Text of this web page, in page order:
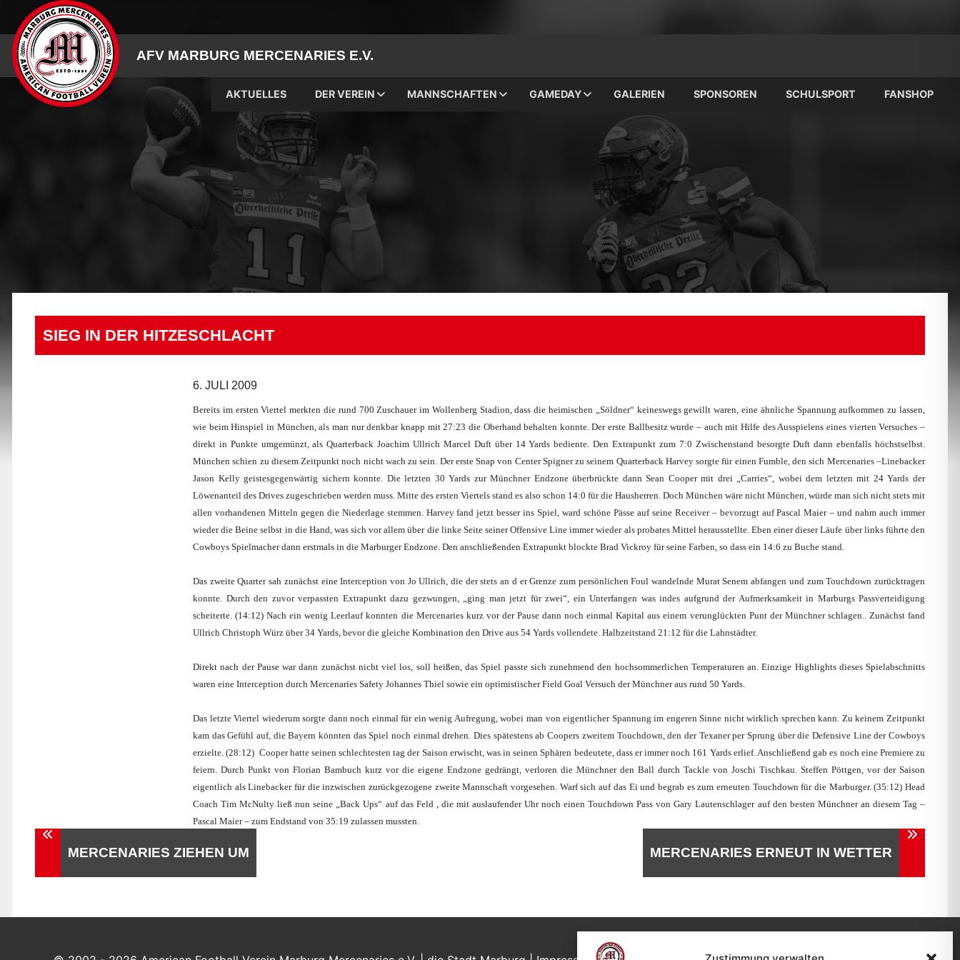
content
AFV MARBURG MERCENARIES E.V.
AKTUELLES DER VEREIN MANNSCHAFTEN GAMEDAY GALERIEN SPONSOREN SCHULSPORT FANSHOP
SIEG IN DER HITZESCHLACHT
6. JULI 2009
Bereits im ersten Viertel merkten die rund 700 Zuschauer im Wollenberg Stadion, dass die heimischen „Söldner“ keineswegs gewillt waren, eine ähnliche Spannung aufkommen zu lassen,
wie beim Hinspiel in München, als man nur denkbar knapp mit 27:23 die Oberhand behalten konnte. Der erste Ballbesitz wurde – auch mit Hilfe des Ausspielens eines vierten Versuches –
direkt in Punkte umgemünzt, als Quarterback Joachim Ullrich Marcel Duft über 14 Yards bediente. Den Extrapunkt zum 7:0 Zwischenstand besorgte Duft dann ebenfalls höchstselbst.
München schien zu diesem Zeitpunkt noch nicht wach zu sein. Der erste Snap von Center Spigner zu seinem Quarterback Harvey sorgte für einen Fumble, den sich Mercenaries –Linebacker
Jason Kelly geistesgegenwärtig sichern konnte. Die letzten 30 Yards zur Münchner Endzone überbrückte dann Sean Cooper mit drei „Carries“, wobei dem letzten mit 24 Yards der
Löwenanteil des Drives zugeschrieben werden muss. Mitte des ersten Viertels stand es also schon 14:0 für die Hausherren. Doch München wäre nicht München, würde man sich nicht stets mit
allen vorhandenen Mitteln gegen die Niederlage stemmen. Harvey fand jetzt besser ins Spiel, ward schöne Pässe auf seine Receiver – bevorzugt auf Pascal Maier – und nahm auch immer
wieder die Beine selbst in die Hand, was sich vor allem über die linke Seite seiner Offensive Line immer wieder als probates Mittel herausstellte. Eben einer dieser Läufe über links führte den
Cowboys Spielmacher dann erstmals in die Marburger Endzone. Den anschließenden Extrapunkt blockte Brad Vickroy für seine Farben, so dass ein 14:6 zu Buche stand.
Das zweite Quarter sah zunächst eine Interception von Jo Ullrich, die der stets an d er Grenze zum persönlichen Foul wandelnde Murat Senem abfangen und zum Touchdown zurücktragen
konnte. Durch den zuvor verpassten Extrapunkt dazu gezwungen, „ging man jetzt für zwei“, ein Unterfangen was indes aufgrund der Aufmerksamkeit in Marburgs Passverteidigung
scheiterte. (14:12) Nach ein wenig Leerlauf konnten die Mercenaries kurz vor der Pause dann noch einmal Kapital aus einem verunglückten Punt der Münchner schlagen.. Zunächst fand
Ullrich Christoph Würz über 34 Yards, bevor die gleiche Kombination den Drive aus 54 Yards vollendete. Halbzeitstand 21:12 für die Lahnstädter.
Direkt nach der Pause war dann zunächst nicht viel los, soll heißen, das Spiel passte sich zunehmend den hochsommerlichen Temperaturen an. Einzige Highlights dieses Spielabschnitts
waren eine Interception durch Mercenaries Safety Johannes Thiel sowie ein optimistischer Field Goal Versuch der Münchner aus rund 50 Yards.
Das letzte Viertel wiederum sorgte dann noch einmal für ein wenig Aufregung, wobei man von eigentlicher Spannung im engeren Sinne nicht wirklich sprechen kann. Zu keinem Zeitpunkt
kam das Gefühl auf, die Bayern könnten das Spiel noch einmal drehen. Dies spätestens ab Coopers zweitem Touchdown, den der Texaner per Sprung über die Defensive Line der Cowboys
erzielte. (28:12) Cooper hatte seinen schlechtesten tag der Saison erwischt, was in seinen Sphären bedeutete, dass er immer noch 161 Yards erlief. Anschließend gab es noch eine Premiere zu
feiern. Durch Punkt von Florian Bambuch kurz vor die eigene Endzone gedrängt, verloren die Münchner den Ball durch Tackle von Joschi Tischkau. Steffen Pöttgen, vor der Saison
eigentlich als Linebacker für die inzwischen zurückgezogene zweite Mannschaft vorgesehen. Warf sich auf das Ei und begrab es zum erneuten Touchdown für die Marburger. (35:12) Head
Coach Tim McNulty ließ nun seine „Back Ups“ auf das Feld , die mit auslaufender Uhr noch einen Touchdown Pass von Gary Lautenschlager auf den besten Münchner an diesem Tag –
Pascal Maier – zum Endstand von 35:19 zulassen mussten.
Beitragsnavigation
MERCENARIES ZIEHEN UM MERCENARIES ERNEUT IN WETTER